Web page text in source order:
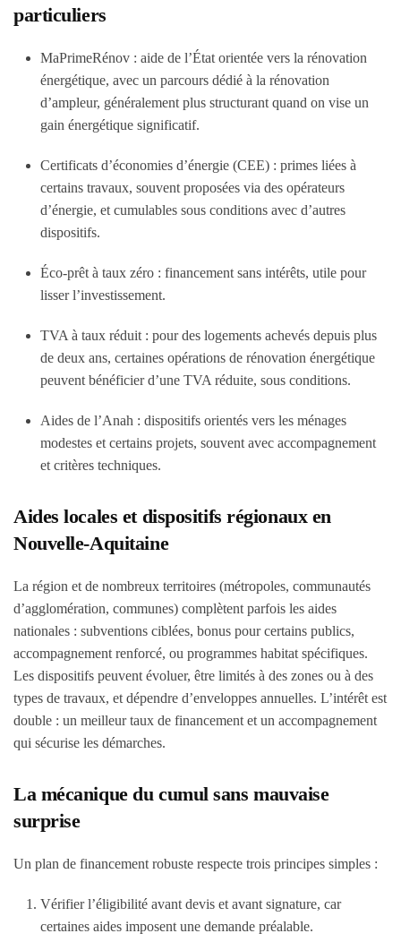
particuliers
MaPrimeRénov : aide de l’État orientée vers la rénovation
énergétique, avec un parcours dédié à la rénovation
d’ampleur, généralement plus structurant quand on vise un
gain énergétique significatif.
Certificats d’économies d’énergie (CEE) : primes liées à
certains travaux, souvent proposées via des opérateurs
d’énergie, et cumulables sous conditions avec d’autres
dispositifs.
Éco-prêt à taux zéro : financement sans intérêts, utile pour
lisser l’investissement.
TVA à taux réduit : pour des logements achevés depuis plus
de deux ans, certaines opérations de rénovation énergétique
peuvent bénéficier d’une TVA réduite, sous conditions.
Aides de l’Anah : dispositifs orientés vers les ménages
modestes et certains projets, souvent avec accompagnement
et critères techniques.
Aides locales et dispositifs régionaux en
Nouvelle-Aquitaine
La région et de nombreux territoires (métropoles, communautés
d’agglomération, communes) complètent parfois les aides
nationales : subventions ciblées, bonus pour certains publics,
accompagnement renforcé, ou programmes habitat spécifiques.
Les dispositifs peuvent évoluer, être limités à des zones ou à des
types de travaux, et dépendre d’enveloppes annuelles. L’intérêt est
double : un meilleur taux de financement et un accompagnement
qui sécurise les démarches.
La mécanique du cumul sans mauvaise
surprise
Un plan de financement robuste respecte trois principes simples :
Vérifier l’éligibilité avant devis et avant signature, car
certaines aides imposent une demande préalable.